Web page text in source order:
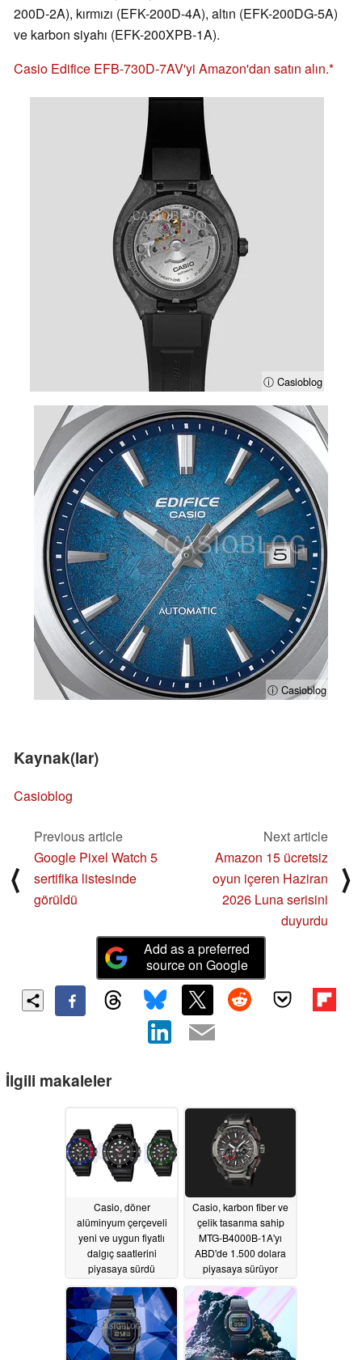
200D-2A), kırmızı (EFK-200D-4A), altın (EFK-200DG-5A)
ve karbon siyahı (EFK-200XPB-1A).
Casio Edifice EFB-730D-7AV'yi Amazon'dan satın alın.
ⓘ Casioblog
ⓘ Casioblog
Kaynak(lar)
Casioblog
⟨
Previous article
Google Pixel Watch 5
sertifika listesinde
görüldü
Next article
Amazon 15 ücretsiz
oyun içeren Haziran
2026 Luna serisini
duyurdu
⟩
Add as a preferred
source on Google
İlgili makaleler
Casio, döner
alüminyum çerçeveli
yeni ve uygun fiyatlı
dalgıç saatlerini
piyasaya sürdü
08/01/2026
Casio, karbon fiber ve
çelik tasarıma sahip
MTG-B4000B-1A'yı
ABD'de 1.500 dolara
piyasaya sürüyor
06/10/2026